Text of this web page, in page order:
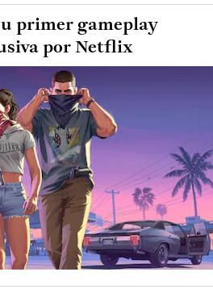
primer gameplay
por Netflix